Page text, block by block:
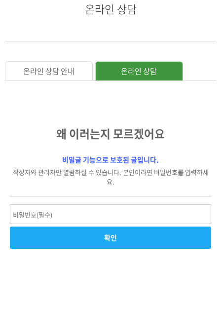
온라인 상담
온라인 상담 안내 온라인 상담
왜 이러는지 모르겠어요
비밀글 기능으로 보호된 글입니다.
작성자와 관리자만 열람하실 수 있습니다. 본인이라면 비밀번호를 입력하세
요.